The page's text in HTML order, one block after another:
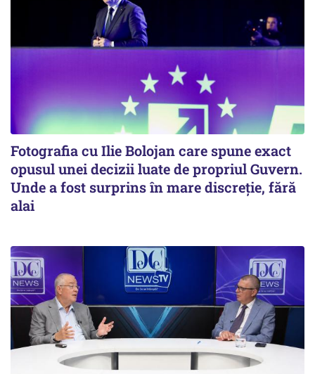
Fotografia cu Ilie Bolojan care spune exact
opusul unei decizii luate de propriul Guvern.
Unde a fost surprins în mare discreție, fără
alai